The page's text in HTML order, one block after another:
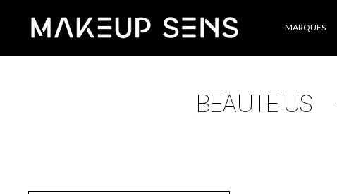
Catégories MARQUES